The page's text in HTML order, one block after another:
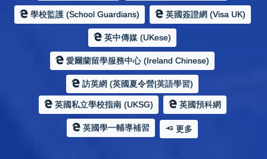
學校監護 (School Guardians) 英國簽證網 (Visa UK)
英中傳媒 (UKese)
愛爾蘭留學服務中心 (Ireland Chinese)
訪英網 (英國夏令營|英語學習)
英國私立學校指南 (UKSG) 英國預科網
英國學一輔導補習 更多